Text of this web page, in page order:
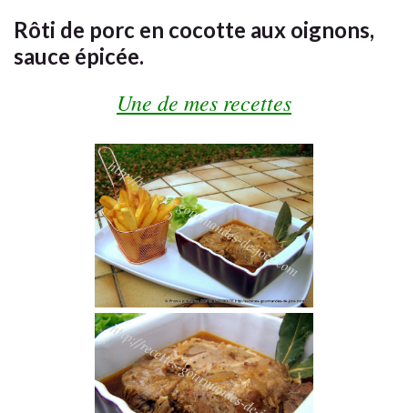
Rôti de porc en cocotte aux oignons,
sauce épicée.
Une de mes recettes